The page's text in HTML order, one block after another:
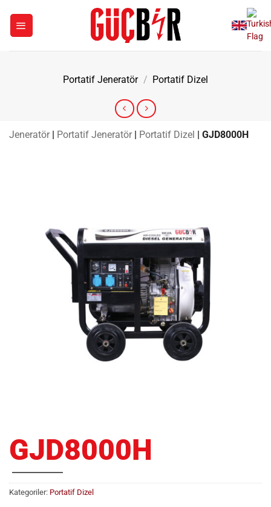
Portatif Jeneratör / Portatif Dizel
Jeneratör | Portatif Jeneratör | Portatif Dizel | GJD8000H
GJD8000H
Kategoriler: Portatif Dizel